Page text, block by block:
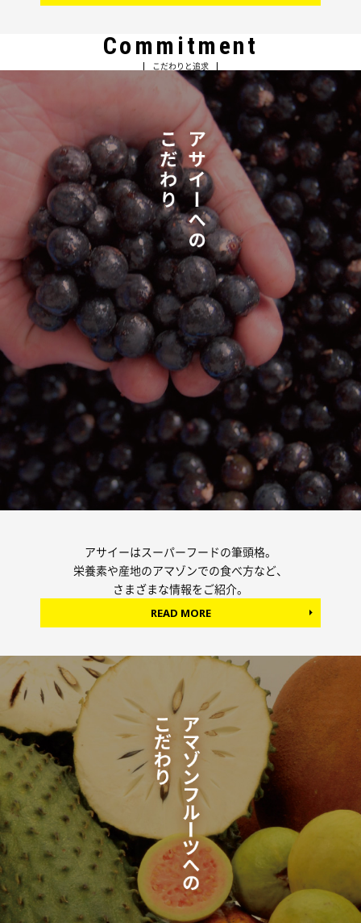
Commitment
こだわりと追求
アサイーはスーパーフードの筆頭格。
栄養素や産地のアマゾンでの食べ方など、
さまざまな情報をご紹介。
READ MORE